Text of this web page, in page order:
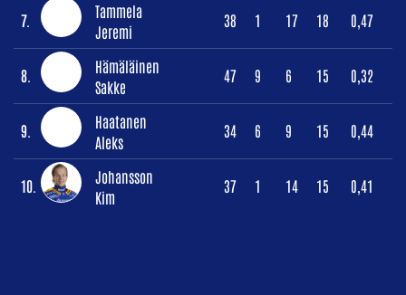
7.
Tammela
Jeremi
38 1 17 18 0,47
8.
Hämäläinen
Sakke
47 9 6 15 0,32
9.
Haatanen
Aleks
34 6 9 15 0,44
10.
Johansson
Kim
37 1 14 15 0,41